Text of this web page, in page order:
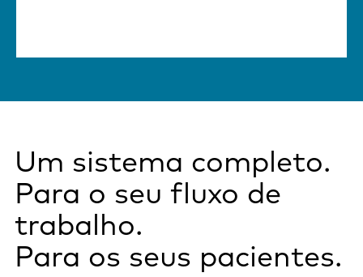
Um sistema completo.
Para o seu fluxo de
trabalho.
Para os seus pacientes.